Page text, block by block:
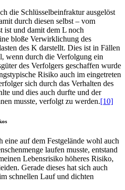
die Schlüsselbeinfraktur ausgelöst
durch diesen selbst – vom
ist und damit dem L noch
bloße Verwirklichung des
des K darstellt. Dies ist in Fällen
wenn durch die Verfolgung ein
des Verfolgers geschaffen wurde
Risiko auch im eingetreten
sich durch das Verhalten des
und dies auch durfte und der
musste, verfolgt zu werden.[10]
eine auf dem Festgelände wohl auch
laufen musste, entstand
Lebensrisiko höheres Risiko,
Gerade dieses hat sich auch
schnellen Lauf und dichten